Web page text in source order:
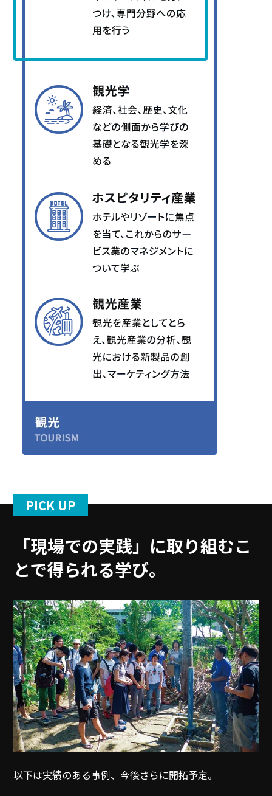
PICK UP
「現場での実践」に取り組むこ
とで得られる学び。
以下は実績のある事例、今後さらに開拓予定。